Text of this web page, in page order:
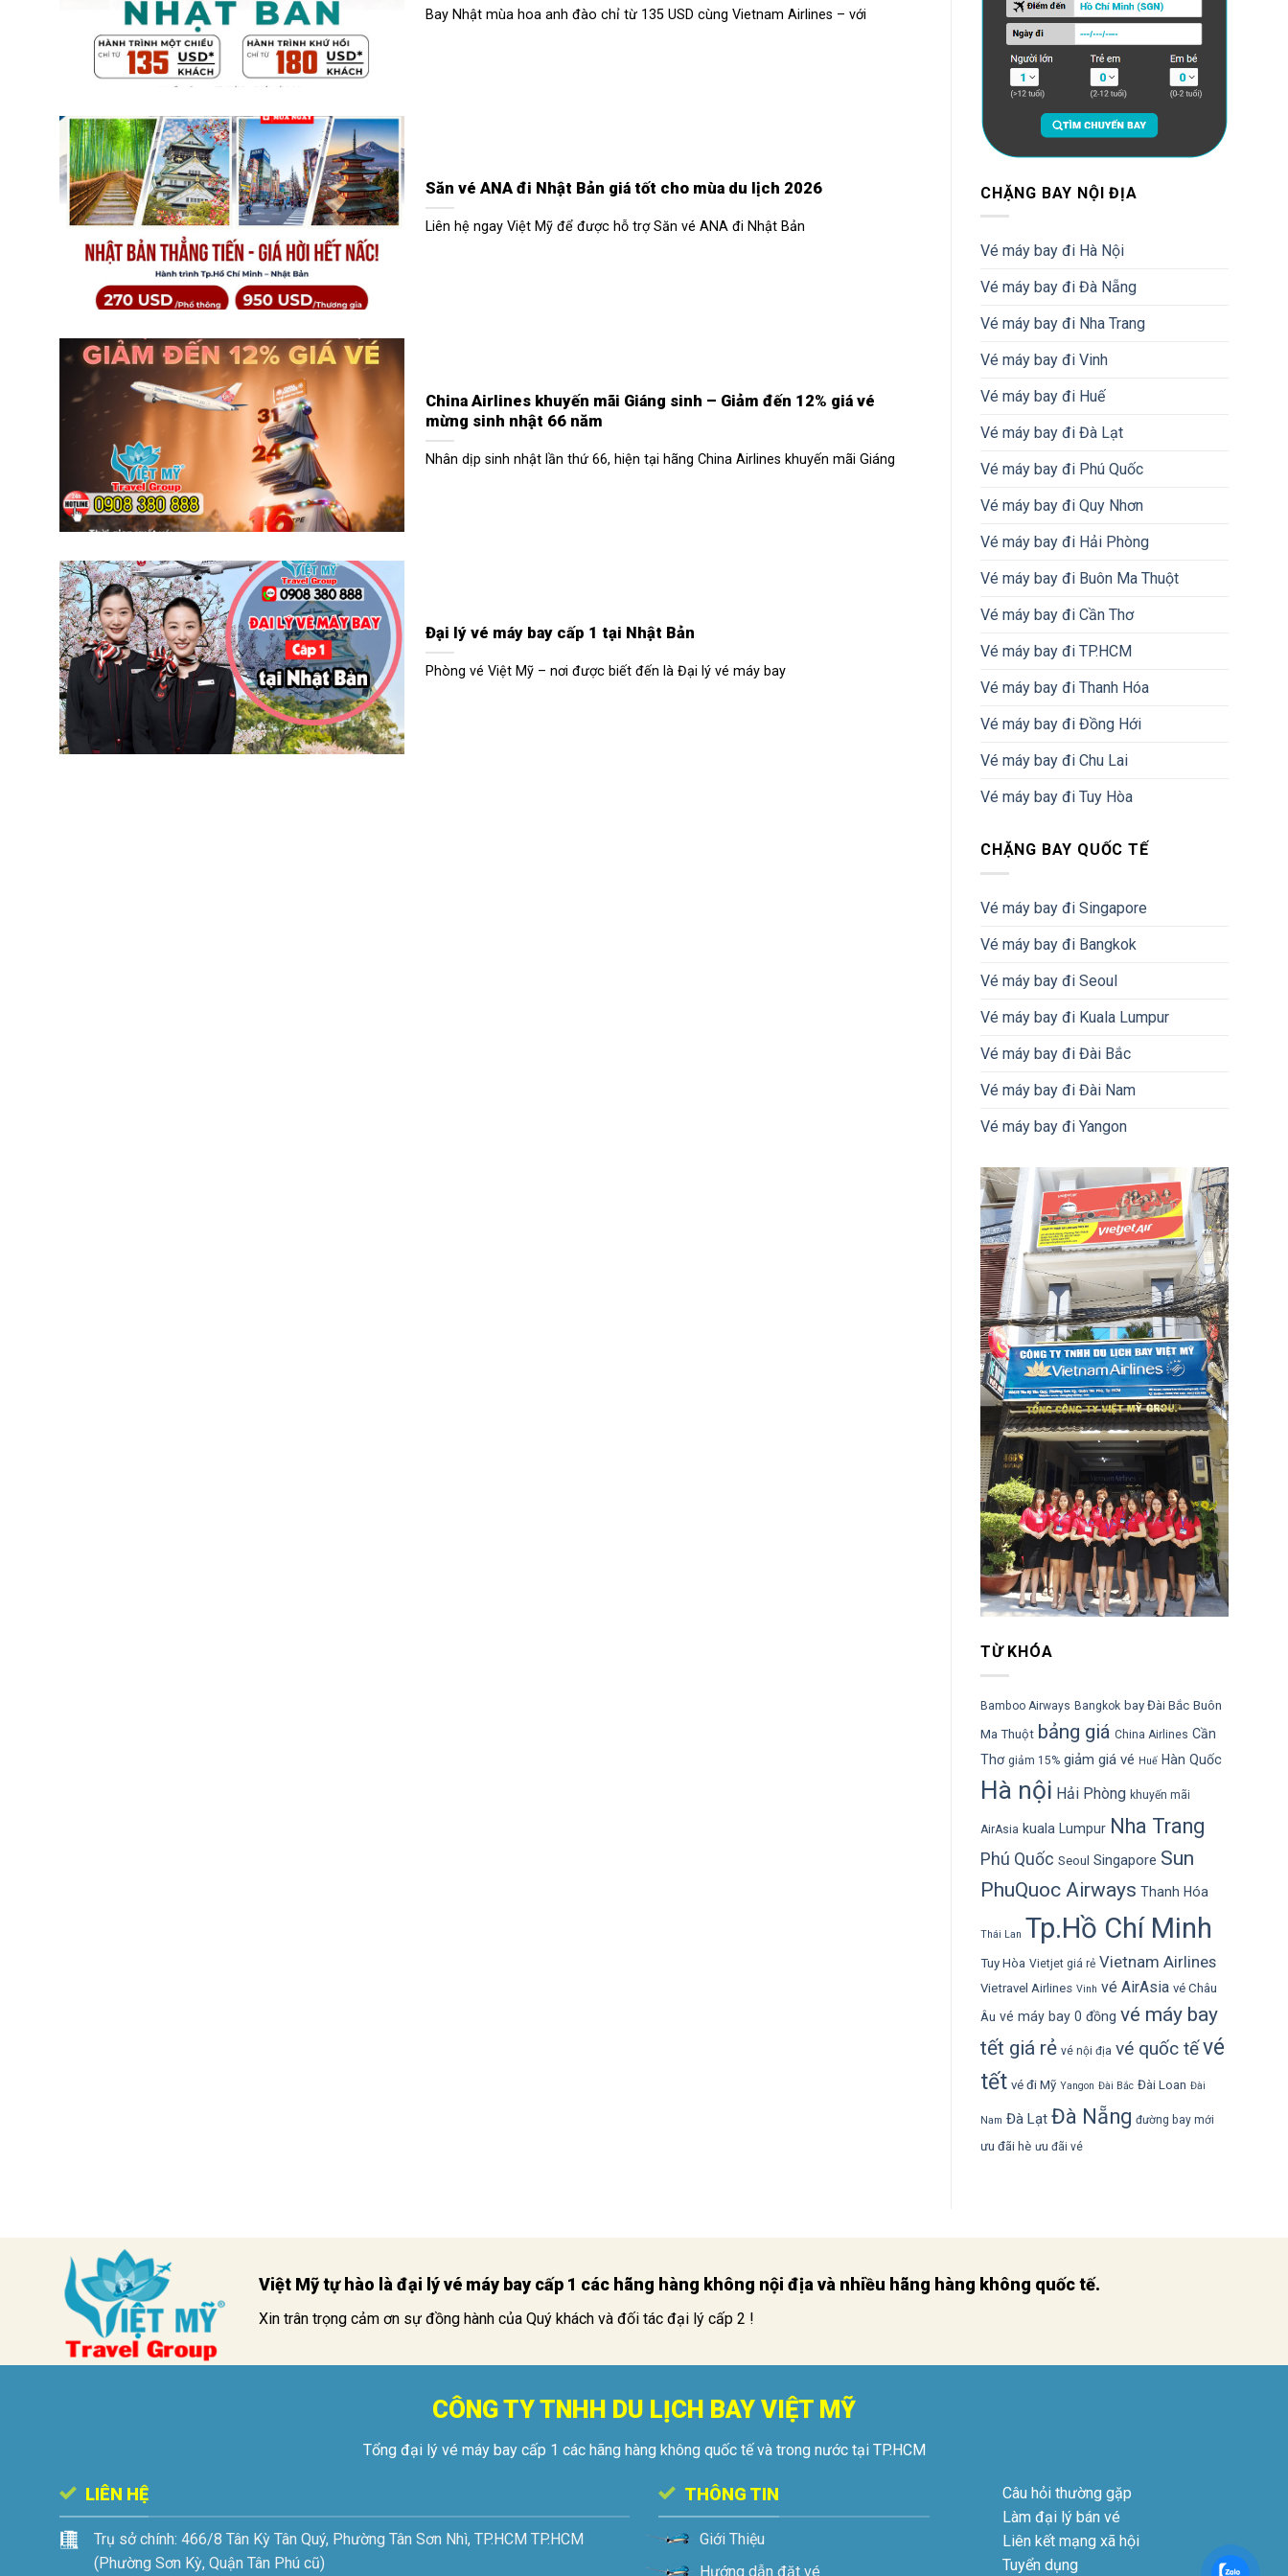
Bay Nhật mùa hoa anh đào chỉ từ 135 USD cùng Vietnam Airlines – với
Săn vé ANA đi Nhật Bản giá tốt cho mùa du lịch 2026
Liên hệ ngay Việt Mỹ để được hỗ trợ Săn vé ANA đi Nhật Bản
China Airlines khuyến mãi Giáng sinh – Giảm đến 12% giá vé
mừng sinh nhật 66 năm
Nhân dịp sinh nhật lần thứ 66, hiện tại hãng China Airlines khuyến mãi Giáng
Đại lý vé máy bay cấp 1 tại Nhật Bản
Phòng vé Việt Mỹ – nơi được biết đến là Đại lý vé máy bay
CHẶNG BAY NỘI ĐỊA
Vé máy bay đi Hà Nội
Vé máy bay đi Đà Nẵng
Vé máy bay đi Nha Trang
Vé máy bay đi Vinh
Vé máy bay đi Huế
Vé máy bay đi Đà Lạt
Vé máy bay đi Phú Quốc
Vé máy bay đi Quy Nhơn
Vé máy bay đi Hải Phòng
Vé máy bay đi Buôn Ma Thuột
Vé máy bay đi Cần Thơ
Vé máy bay đi TP.HCM
Vé máy bay đi Thanh Hóa
Vé máy bay đi Đồng Hới
Vé máy bay đi Chu Lai
Vé máy bay đi Tuy Hòa
CHẶNG BAY QUỐC TẾ
Vé máy bay đi Singapore
Vé máy bay đi Bangkok
Vé máy bay đi Seoul
Vé máy bay đi Kuala Lumpur
Vé máy bay đi Đài Bắc
Vé máy bay đi Đài Nam
Vé máy bay đi Yangon
TỪ KHÓA
Bamboo Airways Bangkok bay Đài Bắc Buôn
Ma Thuột bảng giá China Airlines Cần
Thơ giảm 15% giảm giá vé Huế Hàn Quốc
Hà nội Hải Phòng khuyến mãi
AirAsia kuala Lumpur Nha Trang
Phú Quốc Seoul Singapore Sun
PhuQuoc Airways Thanh Hóa
Thái Lan Tp.Hồ Chí Minh
Tuy Hòa Vietjet giá rẻ Vietnam Airlines
Vietravel Airlines Vinh vé AirAsia vé Châu
Âu vé máy bay 0 đồng vé máy bay
tết giá rẻ vé nội địa vé quốc tếvé
tết vé đi Mỹ Yangon Đài Bắc Đài Loan Đài
Nam Đà Lạt Đà Nẵng đường bay mới
ưu đãi hè ưu đãi vé
Việt Mỹ tự hào là đại lý vé máy bay cấp 1 các hãng hàng không nội địa và nhiều hãng hàng không quốc tế.
Xin trân trọng cảm ơn sự đồng hành của Quý khách và đối tác đại lý cấp 2 !
CÔNG TY TNHH DU LỊCH BAY VIỆT MỸ
Tổng đại lý vé máy bay cấp 1 các hãng hàng không quốc tế và trong nước tại TP.HCM
LIÊN HỆ
Trụ sở chính: 466/8 Tân Kỳ Tân Quý, Phường Tân Sơn Nhì, TP.HCM TP.HCM
(Phường Sơn Kỳ, Quận Tân Phú cũ)
THÔNG TIN
Giới Thiệu
Hướng dẫn đặt vé
Câu hỏi thường gặp
Làm đại lý bán vé
Liên kết mạng xã hội
Tuyển dụng